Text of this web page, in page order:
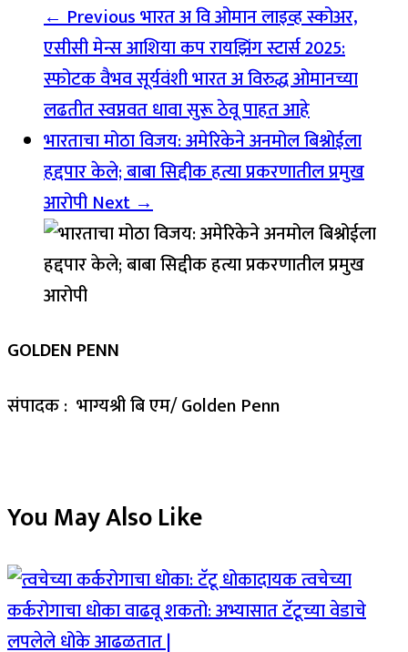
← Previousभारत अ वि ओमान लाइव्ह स्कोअर,
एसीसी मेन्स आशिया कप रायझिंग स्टार्स 2025:
स्फोटक वैभव सूर्यवंशी भारत अ विरुद्ध ओमानच्या
लढतीत स्वप्नवत धावा सुरू ठेवू पाहत आहे
भारताचा मोठा विजय: अमेरिकेने अनमोल बिश्नोईला
हद्दपार केले; बाबा सिद्दीक हत्या प्रकरणातील प्रमुख
आरोपीNext →
GOLDEN PENN
संपादक : भाग्यश्री बि एम/ Golden Penn
You May Also Like